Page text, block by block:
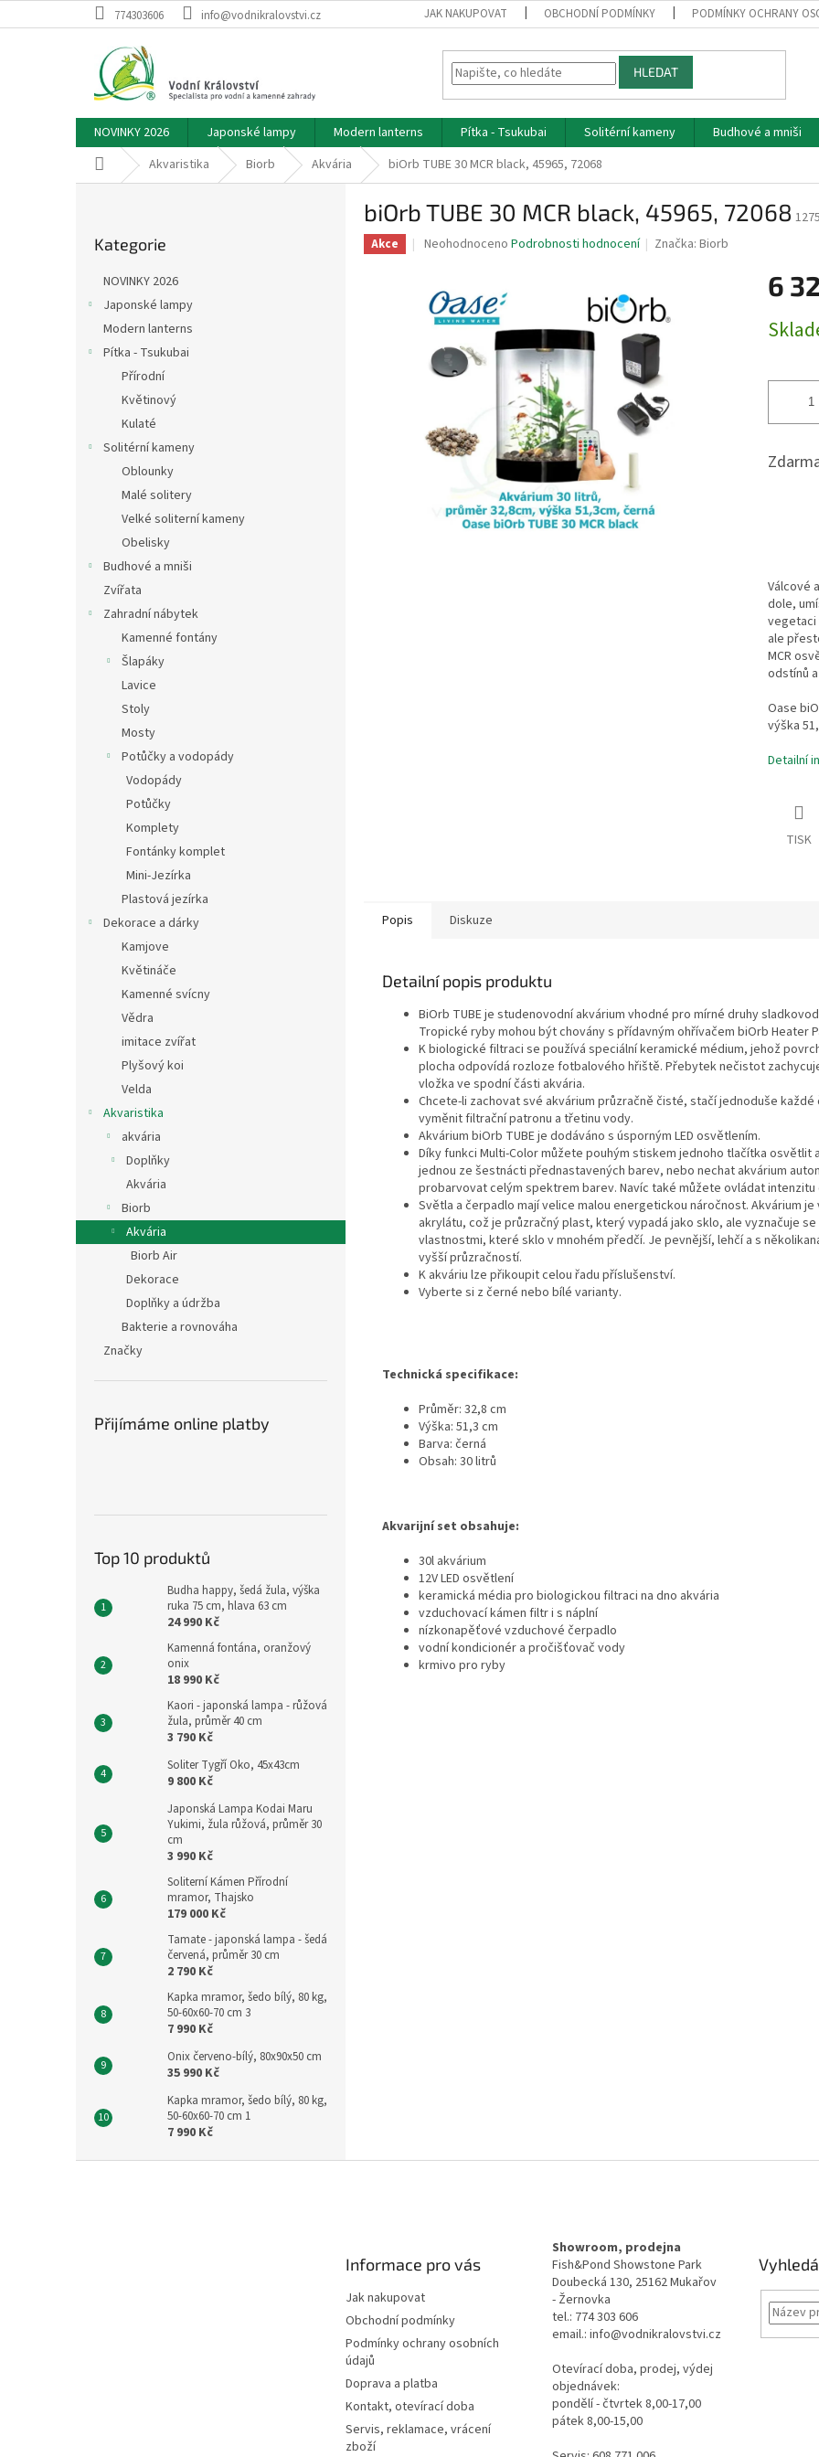
na
774303606 info@vodnikralovstvi.cz JAK NAKUPOVAT OBCHODNÍ PODMÍNKY PODMÍNKY OCHRANY
HLEDAT
NOVINKY 2026 Japonské lampy Modern lanterns Pítka - Tsukubai Solitérní kameny Budhové a mniši
Domů Akvaristika Biorb Akvária biOrb TUBE 30 MCR black, 45965, 72068
kategorie
Kategorie
NOVINKY 2026
Japonské lampy
Modern lanterns
Pítka - Tsukubai
Přírodní
Květinový
Kulaté
Solitérní kameny
Oblounky
Malé solitery
Velké soliterní kameny
Obelisky
Budhové a mniši
Zvířata
Zahradní nábytek
Kamenné fontány
Šlapáky
Lavice
Stoly
Mosty
Potůčky a vodopády
Vodopády
Potůčky
Komplety
Fontánky komplet
Mini-Jezírka
Plastová jezírka
Dekorace a dárky
Kamjove
Květináče
Kamenné svícny
Vědra
imitace zvířat
Plyšový koi
Velda
Akvaristika
akvária
Doplňky
Akvária
Biorb
Akvária
Biorb Air
Dekorace
Doplňky a údržba
Bakterie a rovnováha
Značky
Přijímáme online platby
Top 10 produktů
Budha happy, šedá žula, výška
ruka 75 cm, hlava 63 cm
24 990 Kč
Kamenná fontána, oranžový
onix
18 990 Kč
Kaori - japonská lampa - růžová
žula, průměr 40 cm
3 790 Kč
Soliter Tygří Oko, 45x43cm
9 800 Kč
Japonská Lampa Kodai Maru
Yukimi, žula růžová, průměr 30
cm
3 990 Kč
Soliterní Kámen Přírodní
mramor, Thajsko
179 000 Kč
Tamate - japonská lampa - šedá
červená, průměr 30 cm
2 790 Kč
Kapka mramor, šedo bílý, 80 kg,
50-60x60-70 cm 3
7 990 Kč
Onix červeno-bílý, 80x90x50 cm
35 990 Kč
Kapka mramor, šedo bílý, 80 kg,
50-60x60-70 cm 1
7 990 Kč
biOrb TUBE 30 MCR black, 45965, 72068 1275
Akce
Průměrné
je
0,0
hvězdiček.
Neohodnoceno Podrobnosti hodnocení Značka:Biorb
6
cena:
Válcové
dole,
vegetaci
ale
MCR
odstínů
Oase
výška
Detailní
TISK
Popis Diskuze
Detailní popis produktu
BiOrb TUBE je studenovodní akvárium vhodné pro mírné druhy
Tropické ryby mohou být chovány s přídavným ohřívačem biOrb Heater
K biologické filtraci se používá speciální keramické médium, jehož
plocha odpovídá rozloze fotbalového hřiště. Přebytek nečistot
vložka ve spodní části akvária.
Chcete-li zachovat své akvárium průzračně čisté, stačí jednoduše
vyměnit filtrační patronu a třetinu vody.
Akvárium biOrb TUBE je dodáváno s úsporným LED osvětlením.
Díky funkci Multi-Color můžete pouhým stiskem jednoho tlačítka osvětlit
jednou ze šestnácti přednastavených barev, nebo nechat akvárium
probarvovat celým spektrem barev. Navíc také můžete ovládat intenzitu
Světla a čerpadlo mají velice malou energetickou náročnost. Akvárium
akrylátu, což je průzračný plast, který vypadá jako sklo, ale vyznačuje se
vlastnostmi, které sklo v mnohém předčí. Je pevnější, lehčí a s
vyšší průzračností.
K akváriu lze přikoupit celou řadu příslušenství.
Vyberte si z černé nebo bílé varianty.
Technická specifikace:
Průměr: 32,8 cm
Výška: 51,3 cm
Barva: černá
Obsah: 30 litrů
Akvarijní set obsahuje:
30l akvárium
12V LED osvětlení
keramická média pro biologickou filtraci na dno akvária
vzduchovací kámen filtr i s náplní
nízkonapěťové vzduchové čerpadlo
vodní kondicionér a pročišťovač vody
krmivo pro ryby
Informace pro vás
Jak nakupovat
Obchodní podmínky
Podmínky ochrany osobních
údajů
Doprava a platba
Kontakt, otevírací doba
Servis, reklamace, vrácení
zboží
Showroom, prodejna
Fish&Pond Showstone Park
Doubecká 130, 25162 Mukařov
- Žernovka
tel.: 774 303 606
email.: info@vodnikralovstvi.cz
Otevírací doba, prodej, výdej
objednávek:
pondělí - čtvrtek 8,00-17,00
pátek 8,00-15,00